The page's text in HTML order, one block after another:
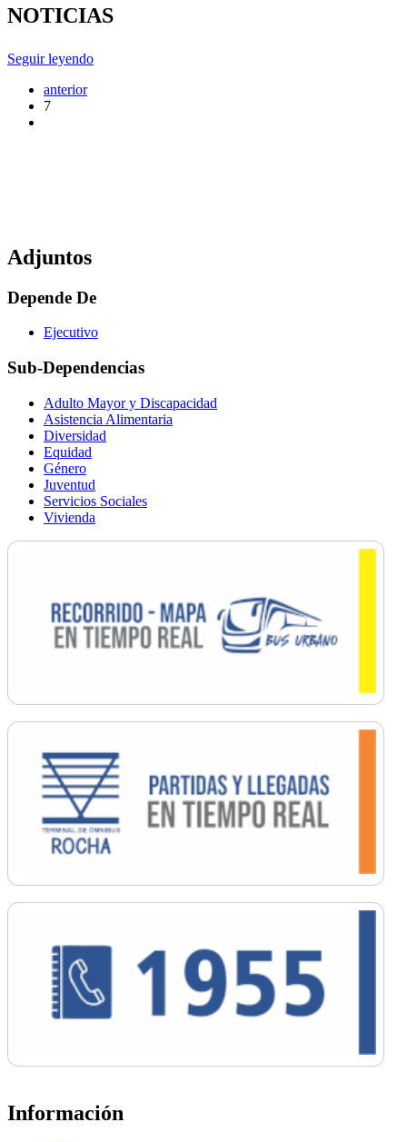
NOTICIAS
Seguir leyendo
anterior
7
Adjuntos
Depende De
Ejecutivo
Sub-Dependencias
Adulto Mayor y Discapacidad
Asistencia Alimentaria
Diversidad
Equidad
Género
Juventud
Servicios Sociales
Vivienda
Información